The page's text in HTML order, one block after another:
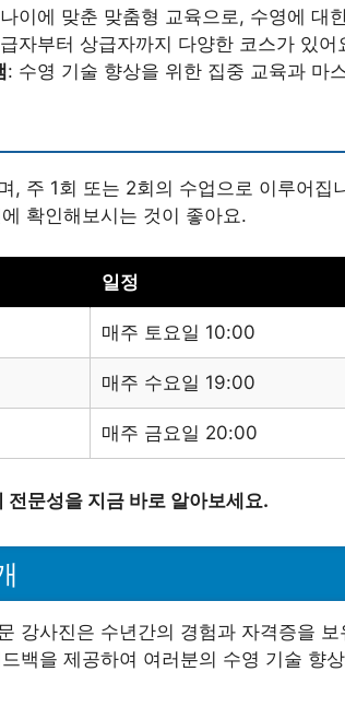
이에 맞춘 맞춤형 교육으로, 수영에 대
자부터 상급자까지 다양한 코스가 있어
: 수영 기술 향상을 위한 집중 교육과 마
, 주 1회 또는 2회의 수업으로 이루어집
확인해보시는 것이 좋아요.
일정
매주 토요일 10:00
매주 수요일 19:00
매주 금요일 20:00
전문성을 지금 바로 알아보세요.
강사진은 수년간의 경험과 자격증을
백을 제공하여 여러분의 수영 기술 향